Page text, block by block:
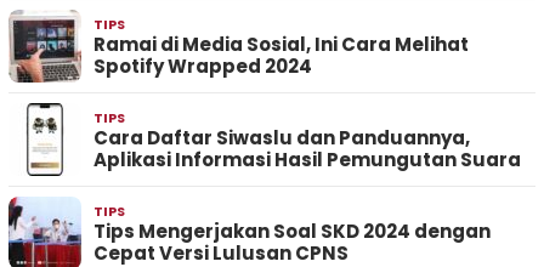
TIPS
Ramai di Media Sosial, Ini Cara Melihat
Spotify Wrapped 2024
TIPS
Cara Daftar Siwaslu dan Panduannya,
Aplikasi Informasi Hasil Pemungutan Suara
TIPS
Tips Mengerjakan Soal SKD 2024 dengan
Cepat Versi Lulusan CPNS